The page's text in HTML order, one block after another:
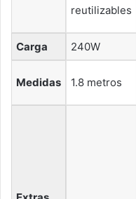
reutilizables
Carga 240W
Medidas 1.8 metros